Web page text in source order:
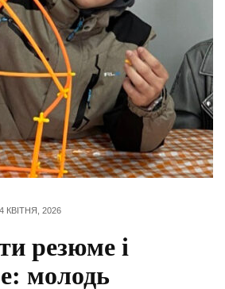
КВІТНЯ, 2026
резюме і
молодь